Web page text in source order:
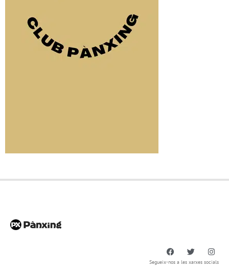
Segueix-nos a les xarxes socials